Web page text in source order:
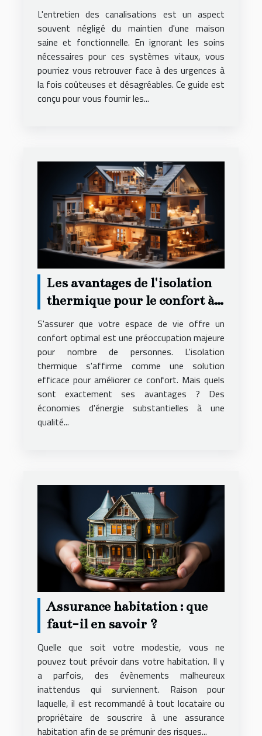
et éviter les urgences
L'entretien des canalisations est un aspect
souvent négligé du maintien d'une maison
saine et fonctionnelle. En ignorant les soins
nécessaires pour ces systèmes vitaux, vous
pourriez vous retrouver face à des urgences à
la fois coûteuses et désagréables. Ce guide est
conçu pour vous fournir les...
Les avantages de l'isolation
thermique pour le confort à
S'assurer que votre espace de vie offre un
confort optimal est une préoccupation majeure
pour nombre de personnes. L'isolation
thermique s'affirme comme une solution
efficace pour améliorer ce confort. Mais quels
sont exactement ses avantages ? Des
économies d'énergie substantielles à une
qualité...
Assurance habitation : que
faut-il en savoir ?
Quelle que soit votre modestie, vous ne
pouvez tout prévoir dans votre habitation. Il y
a parfois, des évènements malheureux
inattendus qui surviennent. Raison pour
laquelle, il est recommandé à tout locataire ou
propriétaire de souscrire à une assurance
habitation afin de se prémunir des risques...